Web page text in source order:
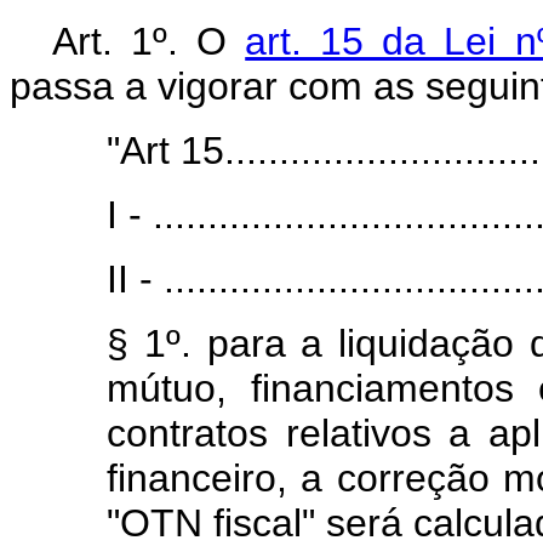
Art. 1º. O art. 15 da Lei
passa a vigorar com as
"Art
I -
II -
§ 1º. para a liquidação
mútuo,
contratos relativos a
financeiro, a correção
"OTN fiscal" será